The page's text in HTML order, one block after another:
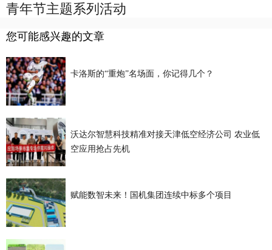
青年节主题系列活动
您可能感兴趣的文章
卡洛斯的“重炮”名场面，你记得几个？
沃达尔智慧科技精准对接天津低空经济公司 农业低
空应用抢占先机
赋能数智未来！国机集团连续中标多个项目